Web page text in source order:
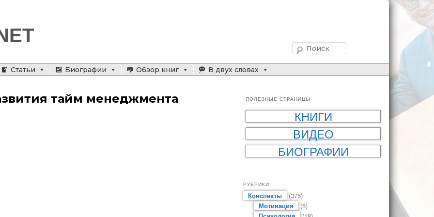
Статьи Биографии Обзор книг В двух словах
тайм менеджмента ПОЛЕЗНЫЕ СТРАНИЦЫ
КНИГИ
ВИДЕО
БИОГРАФИИ
РУБРИКИ
Конспекты
(375)
Мотивация
(5)